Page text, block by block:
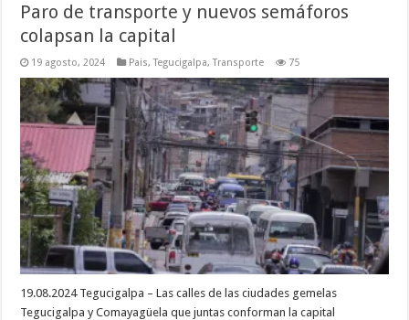
Paro de transporte y nuevos semáforos
colapsan la capital
19 agosto, 2024 Pais,Tegucigalpa,Transporte 75
19.08.2024 Tegucigalpa – Las calles de las ciudades gemelas
Tegucigalpa y Comayagüela que juntas conforman la capital